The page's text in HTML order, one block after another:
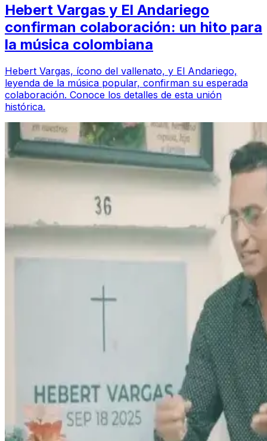
Hebert Vargas y El Andariego
confirman colaboración: un hito para
la música colombiana
Hebert Vargas, ícono del vallenato, y El Andariego,
leyenda de la música popular, confirman su esperada
colaboración. Conoce los detalles de esta unión
histórica.